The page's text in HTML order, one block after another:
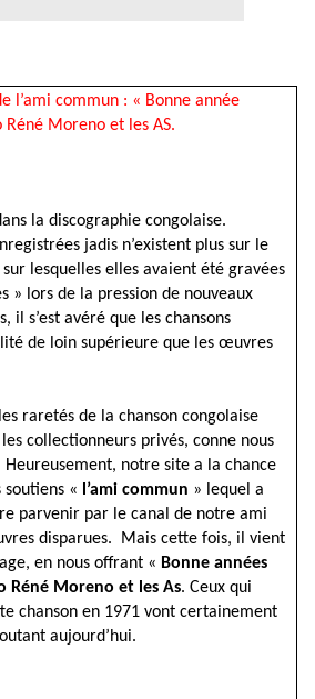
l’ami commun : « Bonne année
Moreno et les AS.
la discographie congolaise.
jadis n’existent plus sur le
lesquelles elles avaient été gravées
» lors de la pression de nouveaux
il s’est avéré que les chansons
de loin supérieure que les œuvres
raretés de la chanson congolaise
collectionneurs privés, conne nous
Heureusement, notre site a la chance
«
l’ami commun » lequel a
parvenir par le canal de notre ami
disparues. Mais cette fois, il vient
en nous offrant « Bonne années
Réné Moreno et les As. Ceux qui
chanson en 1971 vont certainement
aujourd’hui.